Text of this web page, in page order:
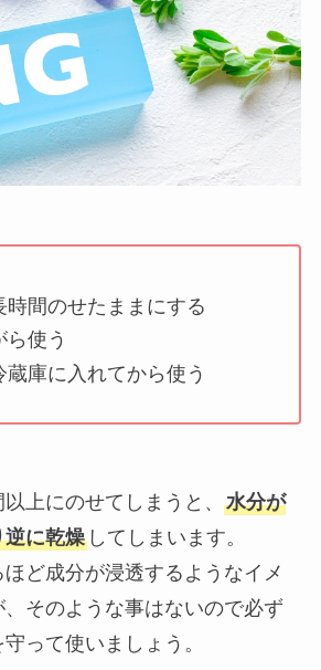
時間のせたままにする
ら使う
蔵庫に入れてから使う
上にのせてしまうと、 水分が
逆に乾燥してしまいます。
ど成分が浸透するようなイメ
そのような事はないので必ず
って使いましょう。